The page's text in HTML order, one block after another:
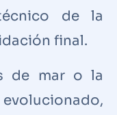
de la
final.
de mar o la